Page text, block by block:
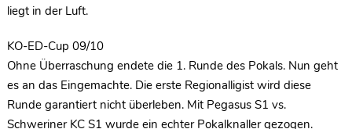
liegt in der Luft.
KO-ED-Cup 09/10
Ohne Überraschung endete die 1. Runde des Pokals. Nun geht
es an das Eingemachte. Die erste Regionalligist wird diese
Runde garantiert nicht überleben. Mit Pegasus S1 vs.
Schweriner KC S1 wurde ein echter Pokalknaller gezogen.